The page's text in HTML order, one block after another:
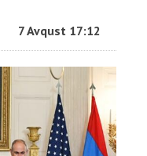
7 Avqust 17:12